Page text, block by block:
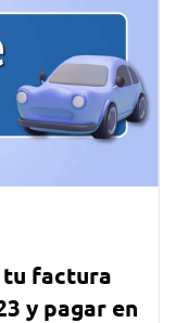
tu factura
y pagar en